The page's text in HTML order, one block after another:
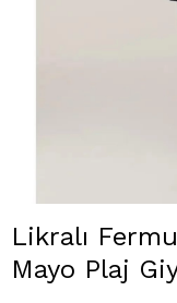
Likralı
Mayo Plaj